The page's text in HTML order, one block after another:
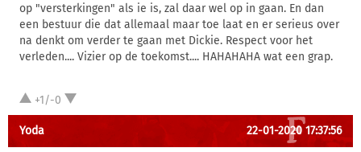
op "versterkingen" als ie is, zal daar wel op in gaan. En dan
een bestuur die dat allemaal maar toe laat en er serieus over
na denkt om verder te gaan met Dickie. Respect voor het
verleden.... Vizier op de toekomst.... HAHAHAHA wat een grap.
+1/-0
Yoda 22-01-2020 17:37:56